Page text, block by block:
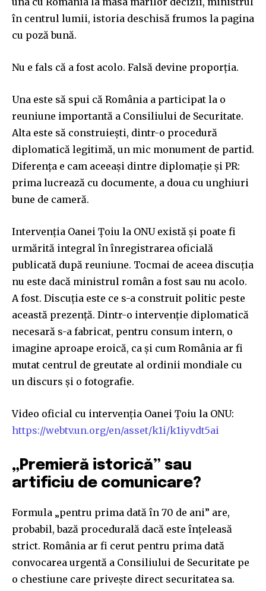
în centrul lumii, istoria deschisă frumos la pagina
cu poză bună.
Nu e fals că a fost acolo. Falsă devine proporția.
Una este să spui că România a participat la o
reuniune importantă a Consiliului de Securitate.
Alta este să construiești, dintr-o procedură
diplomatică legitimă, un mic monument de partid.
Diferența e cam aceeași dintre diplomație și PR:
prima lucrează cu documente, a doua cu unghiuri
bune de cameră.
Intervenția Oanei Țoiu la ONU există și poate fi
urmărită integral în înregistrarea oficială
publicată după reuniune. Tocmai de aceea discuția
nu este dacă ministrul român a fost sau nu acolo.
A fost. Discuția este ce s-a construit politic peste
această prezență. Dintr-o intervenție diplomatică
necesară s-a fabricat, pentru consum intern, o
imagine aproape eroică, ca și cum România ar fi
mutat centrul de greutate al ordinii mondiale cu
un discurs și o fotografie.
Video oficial cu intervenția Oanei Țoiu la ONU:
https://webtv.un.org/en/asset/k1i/k1iyvdt5ai
„Premieră istorică” sau
artificiu de comunicare?
Formula „pentru prima dată în 70 de ani” are,
probabil, bază procedurală dacă este înțeleasă
strict. România ar fi cerut pentru prima dată
convocarea urgentă a Consiliului de Securitate pe
o chestiune care privește direct securitatea sa.